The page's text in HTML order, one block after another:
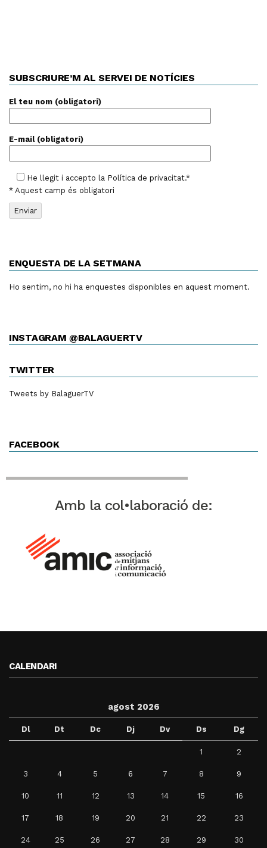
SUBSCRIURE’M AL SERVEI DE NOTÍCIES
El teu nom (obligatori)
E-mail (obligatori)
He llegit i accepto la Política de privacitat.*
* Aquest camp és obligatori
ENQUESTA DE LA SETMANA
Ho sentim, no hi ha enquestes disponibles en aquest moment.
INSTAGRAM @BALAGUERTV
TWITTER
Tweets by BalaguerTV
FACEBOOK
Amb la col•laboració de:
CALENDARI
agost 2026
Dl Dt Dc Dj Dv Ds Dg
1 2
3 4 5 6 7 8 9
10 11 12 13 14 15 16
17 18 19 20 21 22 23
24 25 26 27 28 29 30